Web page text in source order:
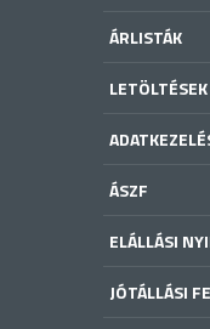
ÁRLISTÁK
LETÖLTÉSEK
ÁSZF
ELÁLLÁSI
JÓTÁLLÁSI